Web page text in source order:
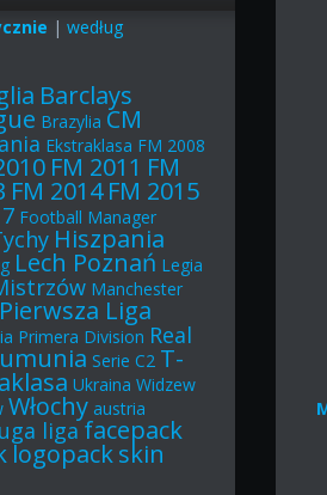
|według
Barclays
Brazylia CM
Ekstraklasa FM 2008
FM 2011 FM
FM 2014 FM 2015
Football Manager
Hiszpania
Lech Poznań Legia
Manchester
Pierwsza Liga
Primera Division Real
Serie C2 T-
Ukraina Widzew
Włochy austria
ligafacepack
logopackskin